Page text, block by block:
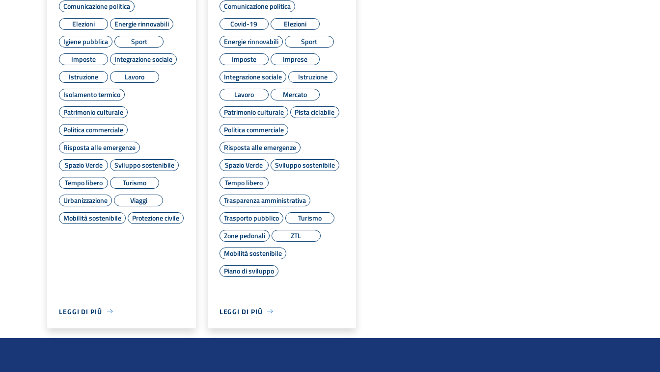
Comunicazione politica
Elezioni
Energie rinnovabili
Igiene pubblica
Sport
Imposte
Integrazione sociale
Istruzione
Lavoro
Isolamento termico
Patrimonio culturale
Politica commerciale
Risposta alle emergenze
Spazio Verde
Sviluppo sostenibile
Tempo libero
Turismo
Urbanizzazione
Viaggi
Mobilità sostenibile
Protezione civile
LEGGI DI PIÙ
Comunicazione politica
Covid-19
Elezioni
Energie rinnovabili
Sport
Imposte
Imprese
Integrazione sociale
Istruzione
Lavoro
Mercato
Patrimonio culturale
Pista ciclabile
Politica commerciale
Risposta alle emergenze
Spazio Verde
Sviluppo sostenibile
Tempo libero
Trasparenza amministrativa
Trasporto pubblico
Turismo
Zone pedonali
ZTL
Mobilità sostenibile
Piano di sviluppo
LEGGI DI PIÙ